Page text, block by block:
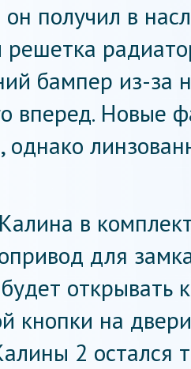
получил в
бампер из-за
вперед. Новые
однако
в
для
открывать
кнопки на
2 остался